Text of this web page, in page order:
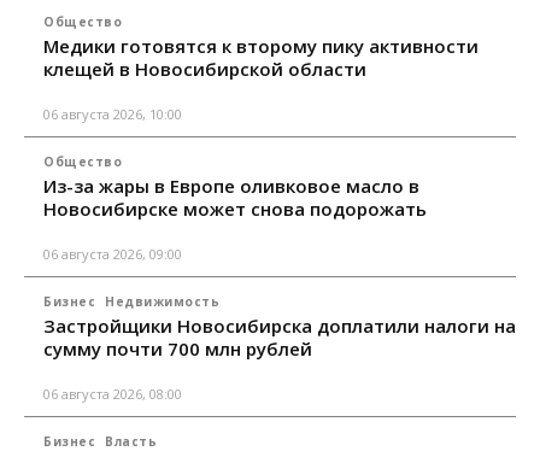
Общество
Медики готовятся к второму пику активности
клещей в Новосибирской области
06 августа 2026, 10:00
Общество
Из-за жары в Европе оливковое масло в
Новосибирске может снова подорожать
06 августа 2026, 09:00
Бизнес Недвижимость
Застройщики Новосибирска доплатили налоги на
сумму почти 700 млн рублей
06 августа 2026, 08:00
Бизнес Власть